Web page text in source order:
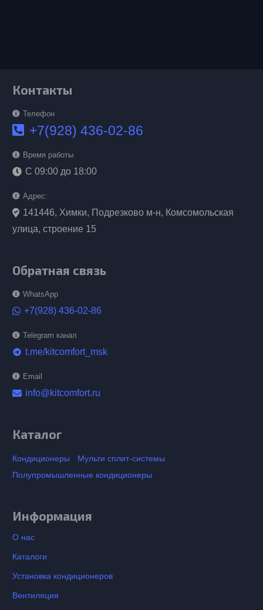
Контакты
Телефон
+7(928) 436-02-86
Время работы
С 09:00 до 18:00
Адрес:
141446, Химки, Подрезково м-н, Комсомольская
улица, строение 15
Обратная связь
WhatsApp
+7(928) 436-02-86
Telegram канал
telegram t.me/kitcomfort_msk
Email
info@kitcomfort.ru
Каталог
Кондиционеры
Мульти сплит-системы
Полупромышленные кондиционеры
Информация
О нас
Каталоги
Установка кондиционеров
Вентиляция